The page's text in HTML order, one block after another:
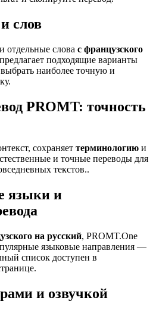
слов
отдельные слова с французского
предлагает подходящие варианты
наиболее точную и
PROMT: точность
сохраняет терминологию и
и точные переводы для
текстов..
языки и
на русский, PROMT.One
языковые направления —
список доступен в
и озвучкой